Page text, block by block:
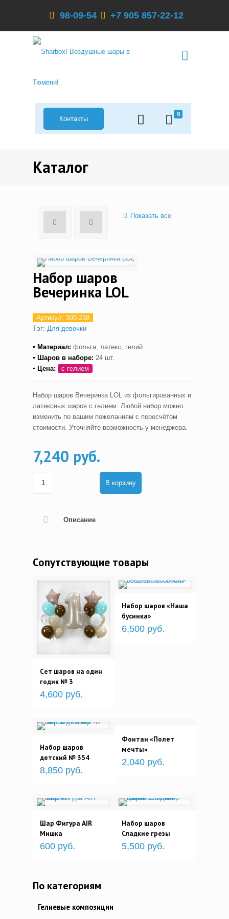
98-09-54 +7 905 857-22-12
0
Контакты
Каталог
Показать все
Набор шаров
Вечеринка LOL
Артикул: 300-238
Тэг: Для девочки
▪ Материал: фольга, латекс, гелий
▪ Шаров в наборе: 24 шт.
▪ Цена:
с гелием
Набор шаров Вечеринка LOL из фольгированных и
латексных шаров с гелием. Любой набор можно
изменить по вашим пожеланиям с пересчётом
стоимости. Уточняйте возможность у менеджера.
7,240 руб.
В корзину
Описание
Сопутствующие товары
Сет шаров на один
годик № 3
4,600 руб.
Набор шаров «Наша
бусинка»
6,500 руб.
Набор шаров
детский № 354
8,850 руб.
Фонтан «Полет
мечты»
2,040 руб.
Шар Фигура AIR
Мишка
600 руб.
Набор шаров
Сладкие грезы
5,500 руб.
По категориям
Гелиевые композиции